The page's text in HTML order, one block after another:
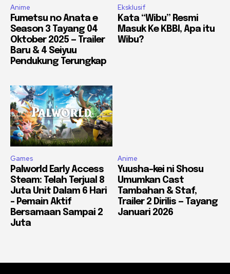
Anime
Fumetsu no Anata e
Season 3 Tayang 04
Oktober 2025 — Trailer
Baru & 4 Seiyuu
Pendukung Terungkap
Eksklusif
Kata “Wibu” Resmi
Masuk Ke KBBI, Apa itu
Wibu?
Games
Palworld Early Access
Steam: Telah Terjual 8
Juta Unit Dalam 6 Hari
– Pemain Aktif
Bersamaan Sampai 2
Juta
Anime
Yuusha-kei ni Shosu
Umumkan Cast
Tambahan & Staf,
Trailer 2 Dirilis — Tayang
Januari 2026